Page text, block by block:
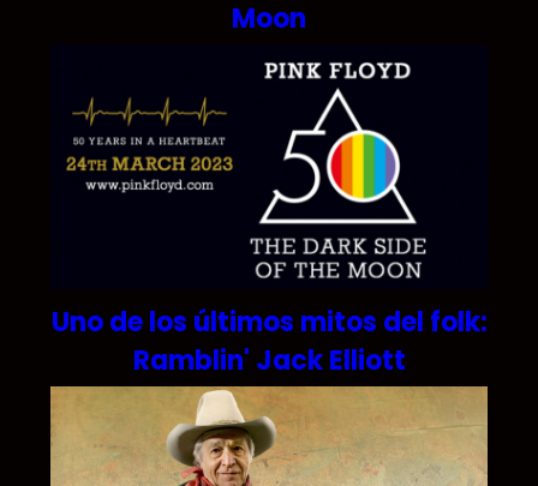
Moon
Uno de los últimos mitos del folk:
Ramblin' Jack Elliott